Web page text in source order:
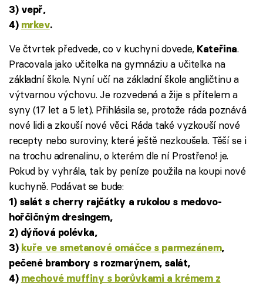
3) vepř,
4) mrkev.
Ve čtvrtek předvede, co v kuchyni dovede, Kateřina.
Pracovala jako učitelka na gymnáziu a učitelka na
základní škole. Nyní učí na základní škole angličtinu a
výtvarnou výchovu. Je rozvedená a žije s přítelem a
syny (17 let a 5 let). Přihlásila se, protože ráda poznává
nové lidi a zkouší nové věci. Ráda také vyzkouší nové
recepty nebo suroviny, které ještě nezkoušela. Těší se i
na trochu adrenalinu, o kterém dle ní Prostřeno! je.
Pokud by vyhrála, tak by peníze použila na koupi nové
kuchyně. Podávat se bude:
1) salát s cherry rajčátky a rukolou s medovo-
hořčičným dresingem,
2) dýňová polévka,
3) kuře ve smetanové omáčce s parmezánem,
pečené brambory s rozmarýnem, salát,
4) mechové muffiny s borůvkami a krémem z